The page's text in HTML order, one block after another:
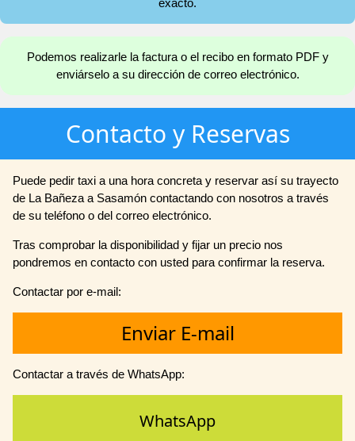
Podemos realizarle la factura o el recibo en formato PDF y
enviárselo a su dirección de correo electrónico.
Contacto y Reservas
Puede pedir taxi a una hora concreta y reservar así su trayecto
de La Bañeza a Sasamón contactando con nosotros a través
de su teléfono o del correo electrónico.
Tras comprobar la disponibilidad y fijar un precio nos
pondremos en contacto con usted para confirmar la reserva.
Contactar por e-mail:
Enviar E-mail
Contactar a través de WhatsApp:
WhatsApp